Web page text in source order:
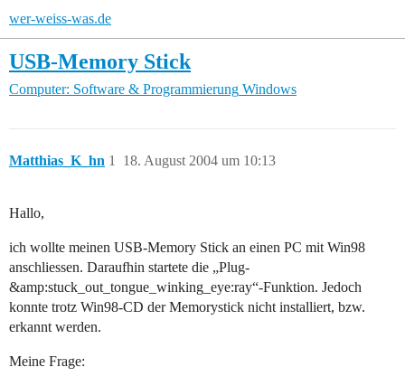
wer-weiss-was.de
USB-Memory Stick
Computer: Software & Programmierung Windows
Matthias_K_hn 18. August 2004 um 10:13
1
Hallo,
ich wollte meinen USB-Memory Stick an einen PC mit Win98
anschliessen. Daraufhin startete die „Plug-
&amp:stuck_out_tongue_winking_eye:ray“-Funktion. Jedoch
konnte trotz Win98-CD der Memorystick nicht installiert, bzw.
erkannt werden.
Meine Frage: